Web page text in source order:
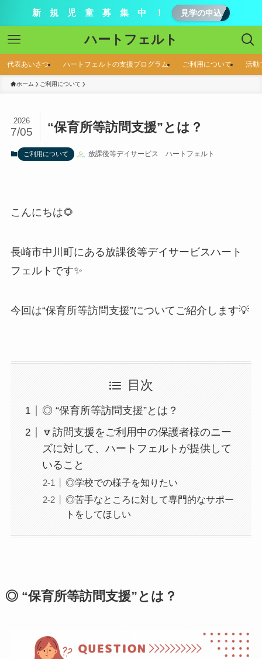
新 規 児 童 募 集 中 ！ 見学の申込
ハートフェルト
代表あいさつ ハートフェルトの支援プログラム ご利用について 活動
ホーム ご利用について
“保育所等訪問支援”とは？
2026
7/05
ご利用について 放課後等デイサービス ハートフェルト
こんにちは🌻
長崎市中川町にある放課後等デイサービスハート
フェルトです✨
今回は“保育所等訪問支援”についてご紹介します💡
目次
◎ “保育所等訪問支援”とは？
🔽訪問支援をご利用中の保護者様のニー
ズに対して、ハートフェルトが提供して
いること
◎学校での様子を知りたい
◎苦手なところに対して専門的なサポー
トをしてほしい
◎ “保育所等訪問支援”とは？